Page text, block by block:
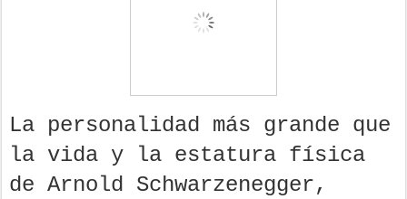
La personalidad más grande que
la vida y la estatura física
de Arnold Schwarzenegger,